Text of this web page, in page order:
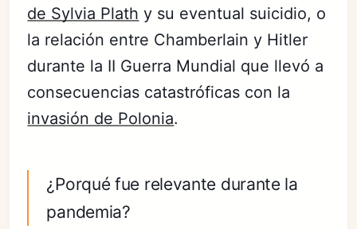
de Sylvia Plath y su eventual suicidio, o
la relación entre Chamberlain y Hitler
durante la II Guerra Mundial que llevó a
consecuencias catastróficas con la
invasión de Polonia.
¿Porqué fue relevante durante la
pandemia?